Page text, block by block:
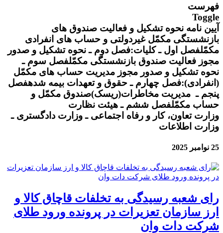
فهرست
Toggle
آیین نامه نحوه تشکیل و فعالیت صندوق های
بازنشستگی مکمّل غیردولتی و حساب های انفرادی
مکمّلفصل اول ـ کلیات:فصل دوم ـ نحوه تشکیل و صدور
مجوز فعالیت صندوق بازنشستگی مکمّلفصل سوم ـ
نحوه تشکیل و صدور مجوز مدیریت حساب های مکمّل
(انفرادی):فصل چهارم ـ حقوق و تعهدات بیمه شدهفصل
پنجم ـ مدیریت مخاطرات(ریسک)صندوق مکمّل و
حساب مکمّلفصل ششم ـ هیئت نظارت
وزارت تعاون، کار و رفاه اجتماعی ـ وزارت دادگستری ـ
وزارت اطلاعات
25 نوامبر 2025
رای شعبه رسیدگی به تخلفات قاچاق کالا و
ارز سازمان تعزیرات در پرونده ورود طلای
شرکت دات وان